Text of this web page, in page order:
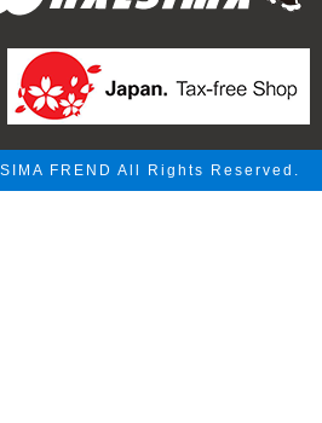
FREND All Rights Reserved.